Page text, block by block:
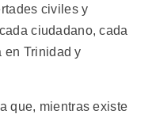
civiles y
ciudadano, cada
en Trinidad y
que, mientras existe